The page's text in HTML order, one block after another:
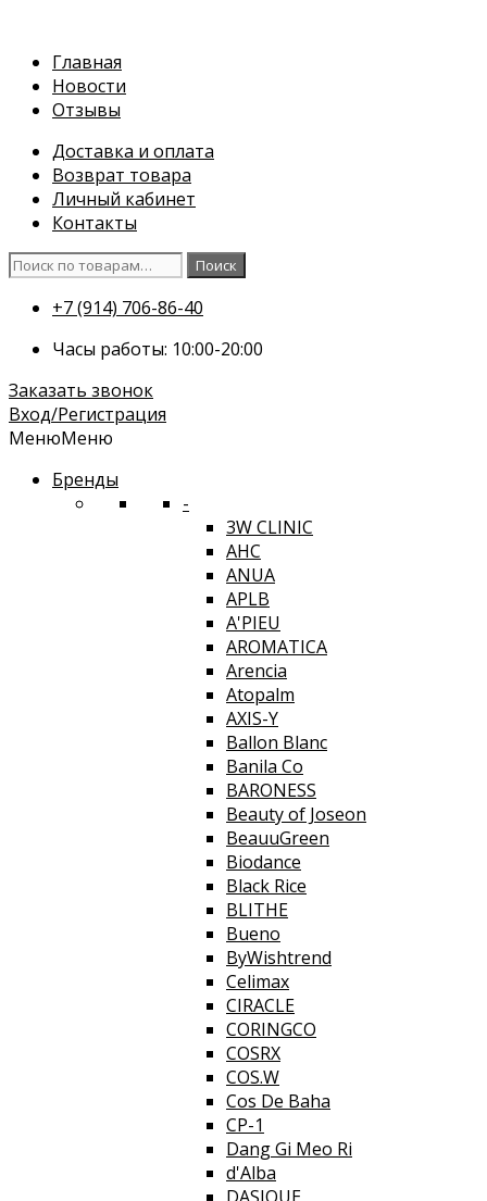
содержимому
Главная
Новости
Отзывы
Доставка и оплата
Возврат товара
Личный кабинет
Контакты
Искать:
Поиск
+7 (914) 706-86-40
Часы работы: 10:00-20:00
Заказать звонок
Вход/Регистрация
МенюМеню
Бренды
-
3W CLINIC
AHC
ANUA
APLB
A'PIEU
AROMATICA
Arencia
Atopalm
AXIS-Y
Ballon Blanc
Banila Co
BARONESS
Beauty of Joseon
BeauuGreen
Biodance
Black Rice
BLITHE
Bueno
ByWishtrend
Celimax
CIRACLE
CORINGCO
COSRX
COS.W
Cos De Baha
CP-1
Dang Gi Meo Ri
d'Alba